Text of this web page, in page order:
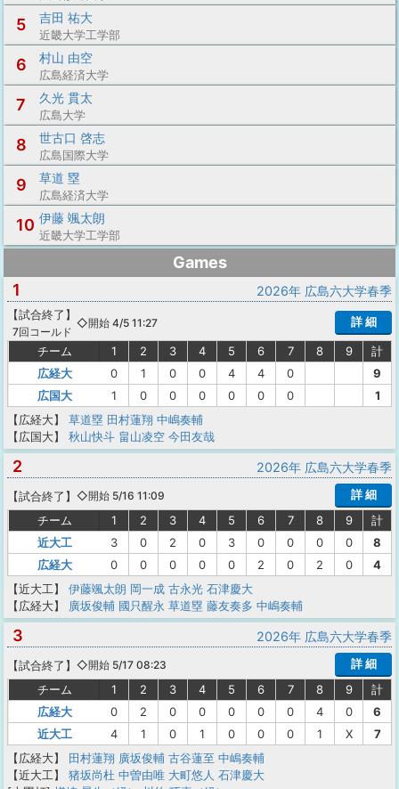
5 吉田 祐大
近畿大学工学部
6 村山 由空
広島経済大学
7 久光 貫太
広島大学
8 世古口 啓志
広島国際大学
9 草道 塁
広島経済大学
10 伊藤 颯太朗
近畿大学工学部
Games
1
2026年 広島六大学春季
【試合終了 】
7回コールド
◇開始 4/5 11:27 詳 細
チーム 1 2 3 4 5 6 7 8 9
計
広経大
0 1 0 0 4 4 0
9
広国大
1 0 0 0 0 0 0
1
【広経大】
草道塁 田村蓮翔 中嶋奏輔
【広国大】
秋山快斗 畠山凌空 今田友哉
2 2026年 広島六大学春季
【試合終了 】 ◇開始 5/16 11:09
詳 細
チーム
1 2 3 4 5 6 7 8 9
計
近大工
3 0 2 0 3 0 0 0 0
8
広経大
0 0 0 0 0 2 0 2 0
4
【近大工】
伊藤颯太朗 岡一成 古永光 石津慶大
【広経大】
廣坂俊輔 國只醒永 草道塁 藤友奏多 中嶋奏輔
3 2026年 広島六大学春季
【試合終了 】 ◇開始 5/17 08:23
詳 細
チーム
1 2 3 4 5 6 7 8 9
計
広経大
0 2 0 0 0 0 0 4 0
6
近大工
4 1 0 1 0 0 0 1 X
7
【広経大】
田村蓮翔 廣坂俊輔 古谷蓮至 中嶋奏輔
【近大工】
猪坂尚杜 中曽由唯 大町悠人 石津慶大